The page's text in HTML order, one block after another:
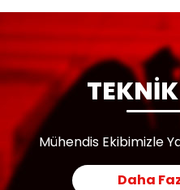
Mühendis Ekibimizle
Daha